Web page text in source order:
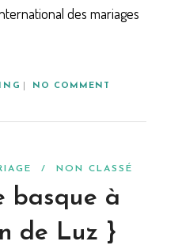
des mariages
NO COMMENT
/ NON CLASSÉ
basque à
de Luz }